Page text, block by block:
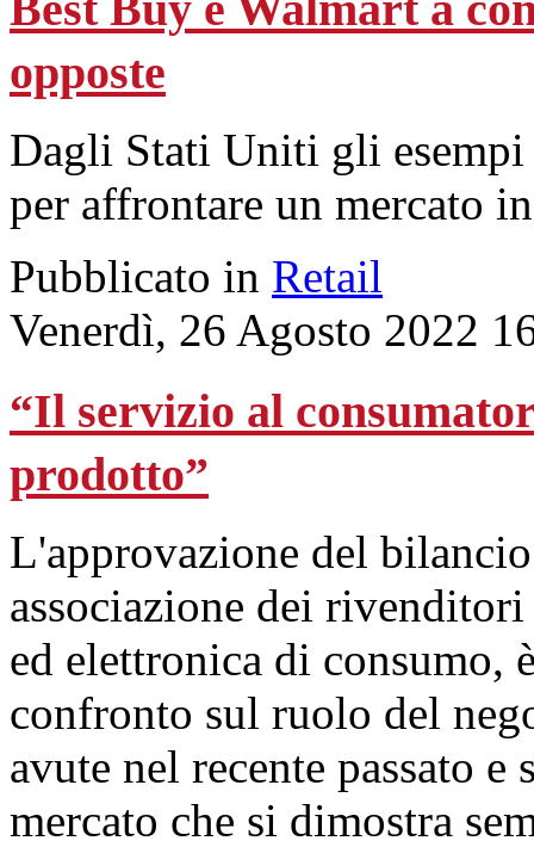
opposte
Dagli Stati Uniti gli
per affrontare un mercato
Pubblicato in Retail
Venerdì, 26 Agosto 2022
“Il servizio al
prodotto”
L'approvazione del
associazione dei
ed elettronica di consumo,
confronto sul ruolo del
avute nel recente passato
mercato che si dimostra